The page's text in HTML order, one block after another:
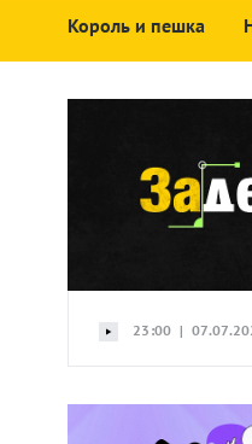
Король и пешка
23:00 |